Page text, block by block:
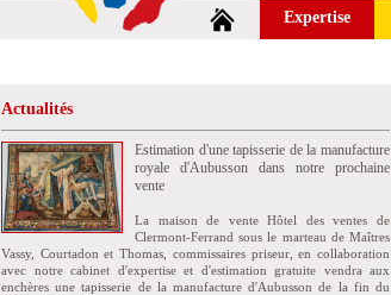
Expertise
Actualités
Estimation d'une tapisserie de la manufacture
royale d'Aubusson dans notre prochaine
vente
La maison de vente Hôtel des ventes de
Clermont-Ferrand sous le marteau de Maîtres
Vassy, Courtadon et Thomas, commissaires priseur, en collaboration
avec notre cabinet d'expertise et d'estimation gratuite vendra aux
enchères une tapisserie de la manufacture d'Aubusson de la fin du